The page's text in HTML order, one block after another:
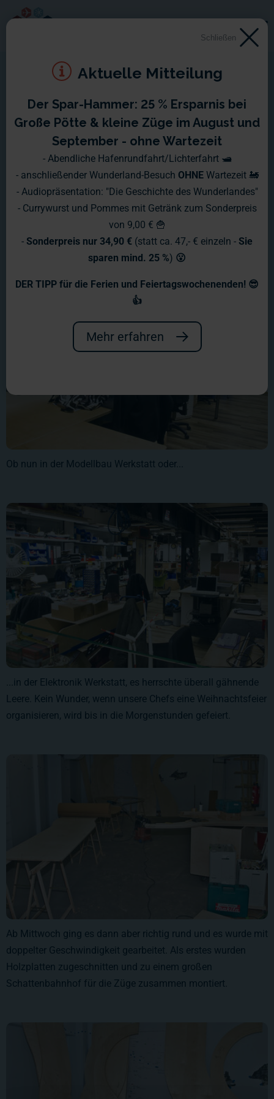
Montag, 16. Dezember 2013
- Sonntag, 22. Dezember
2013
Das Jahr neigt sich unaufhaltsam dem Ende zu und da
gehören natürlich auch die obligatorischen Weihnachtsfeiern
mit dazu. So auch bei uns, allerdings hatten wir am darauf
folgenden Tag so einige Ausfälle.
Ob nun in der Modellbau Werkstatt oder...
...in der Elektronik Werkstatt, es herrschte überall gähnende
Leere. Kein Wunder, wenn unsere Chefs eine Weihnachtsfeier
organisieren, wird bis in die Morgenstunden gefeiert.
Ab Mittwoch ging es dann aber richtig rund und es wurde mit
doppelter Geschwindigkeit gearbeitet. Als erstes wurden
Holzplatten zugeschnitten und zu einem großen
Schattenbahnhof für die Züge zusammen montiert.
Schließen
Aktuelle Mitteilung
Der Spar-Hammer: 25 % Ersparnis bei
Große Pötte & kleine Züge im August und
September - ohne Wartezeit
- Abendliche Hafenrundfahrt/Lichterfahrt 🛥️
- anschließender Wunderland-Besuch OHNE Wartezeit 🚂
- Audiopräsentation: "Die Geschichte des Wunderlandes"
- Currywurst und Pommes mit Getränk zum Sonderpreis
von 9,00 € 🍟
- Sonderpreis nur 34,90 € (statt ca. 47,- € einzeln - Sie
sparen mind. 25 %) 😮
DER TIPP für die Ferien und Feiertagswochenenden! 😎
👍
Mehr erfahren